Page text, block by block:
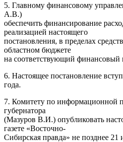
5. Главному финансовому
А.В.)
обеспечить финансирование
реализацией настоящего
постановления, в пределах
областном бюджете
на соответствующий финансовый
6. Настоящее постановление
года.
7. Комитету по информационной
губернатора
(Мазуров В.И.) опубликовать
газете «Восточно-
Сибирская правда» не позднее 21